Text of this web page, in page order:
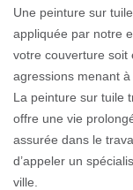
Une peinture sur
appliquée par notre
votre couverture soit
agressions menant
La peinture sur tuile
offre une vie
assurée dans le
d’appeler un
ville.